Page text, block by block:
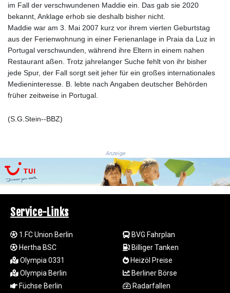
KYD 0.960588
KZT 540.233287
LAK
26025.676609
LBP
103223.017367
LKR 386.635196
LRD 208.057415
MDL 20.044751
MGA
4918.938878
MKD 61.524236
4157.293457
MOP 9.314584
MRU 46.338424
MUR 54.419742
MVR 17.862733
MWK
im Fall der verschwundenen Maddie ein. Das gab sie 2020
bekannt, Anklage erhob sie deshalb bisher nicht.
Maddie war am 3. Mai 2007 kurz vor ihrem vierten Geburtstag
aus der Ferienwohnung in einer Ferienanlage in Praia da Luz in
Portugal verschwunden, während ihre Eltern in einem nahen
Restaurant aßen. Trotz jahrelanger Suche fehlt von ihr bisher
jede Spur, der Fall sorgt seit jeher für ein großes internationales
Medieninteresse. B. lebte nach Angaben deutscher Behörden
früher zeitweise in Portugal.
(S.G.Stein--BBZ)
Anzeige
Service-Links
1.FC Union Berlin
Hertha BSC
Olympia 0331
Olympia Berlin
Füchse Berlin
BVG Fahrplan
Billiger Tanken
Heizöl Preise
Berliner Börse
Radarfallen